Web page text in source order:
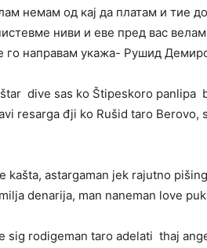
немам од кај да платам и тие
ниви и еве пред вас
го направам укажа- Рушид
dive sas ko Štipeskoro panlipa
resarga đji ko Rušid taro
kašta, astargaman jek rajutno
denarija, man naneman love
sig rodigeman taro adelati thaj